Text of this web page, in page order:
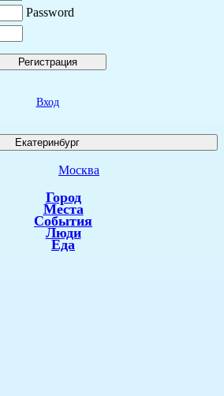
Password
Регистрация
Вход
Екатеринбург
Москва
Город
Места
События
Люди
Еда